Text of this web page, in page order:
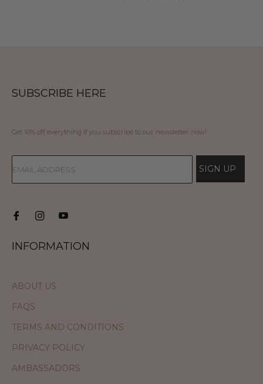
SUBSCRIBE HERE
Get 10% off everything if you subscribe to our newsletter now!
SIGN UP
INFORMATION
ABOUT US
FAQS
TERMS AND CONDITIONS
PRIVACY POLICY
AMBASSADORS